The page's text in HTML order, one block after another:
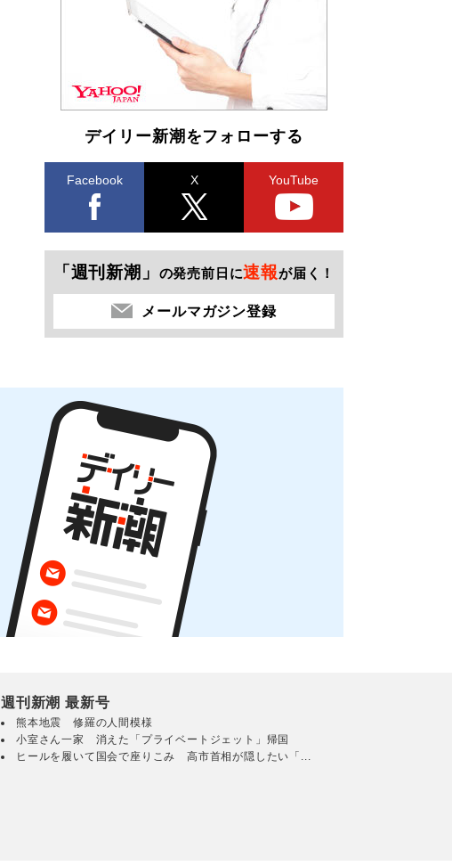
デイリー新潮をフォローする
Facebook X YouTube
「週刊新潮」 の発売前日に速報が届く！
メールマガジン登録
週刊新潮 最新号
熊本地震 修羅の人間模様
小室さん一家 消えた「プライベートジェット」帰国
ヒールを履いて国会で座りこみ 高市首相が隠したい「...